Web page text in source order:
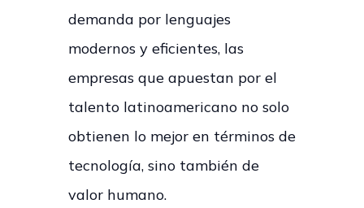
demanda por lenguajes
modernos y eficientes, las
empresas que apuestan por el
talento latinoamericano no solo
obtienen lo mejor en términos de
tecnología, sino también de
valor humano.